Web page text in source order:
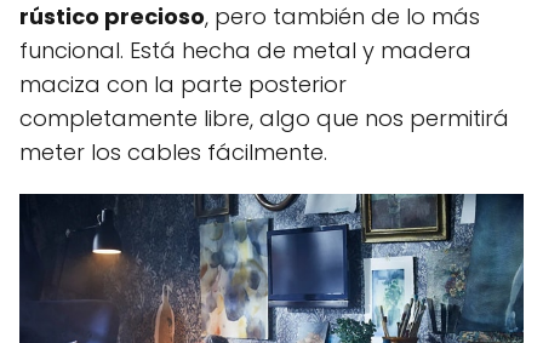
rústico precioso, pero también de lo más
funcional. Está hecha de metal y madera
maciza con la parte posterior
completamente libre, algo que nos permitirá
meter los cables fácilmente.